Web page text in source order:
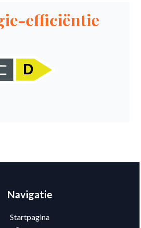
efficiëntie
D
Navigatie
Startpagina